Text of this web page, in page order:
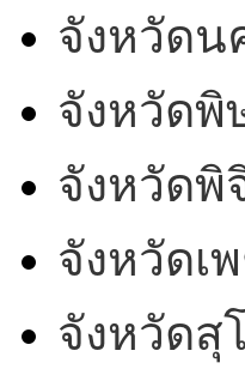
จังหวัดน
จังหวัด
จังหวัดพิ
จังหวัดเ
จังหวัดสุ